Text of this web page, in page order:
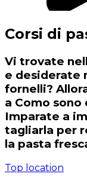
Corsi di
Vi trovate
e desiderate
fornelli?
a Como
Imparate a
tagliarla per
la pasta
Top location